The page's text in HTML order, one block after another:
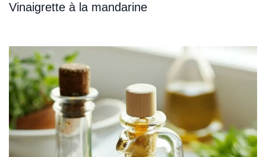
Vinaigrette à la mandarine